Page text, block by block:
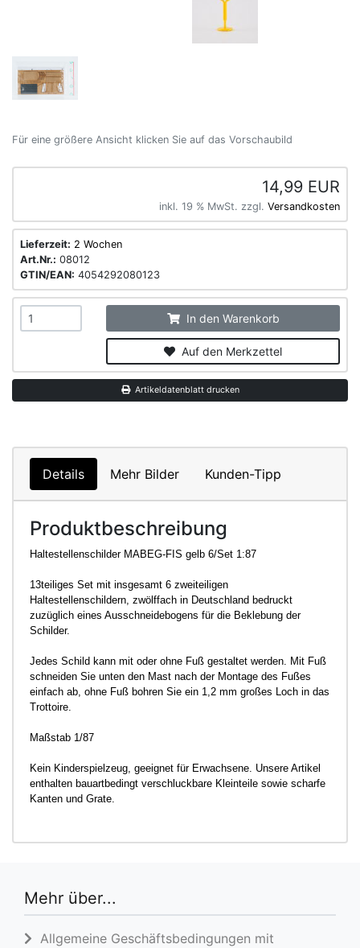
Für eine größere Ansicht klicken Sie auf das Vorschaubild
14,99 EUR
inkl. 19 % MwSt. zzgl. Versandkosten
Lieferzeit: 2 Wochen
Art.Nr.: 08012
GTIN/EAN: 4054292080123
In den Warenkorb
Auf den Merkzettel
Artikeldatenblatt drucken
Details Mehr Bilder Kunden-Tipp
Produktbeschreibung
Haltestellenschilder MABEG-FIS gelb 6/Set 1:87
13teiliges Set mit insgesamt 6 zweiteiligen
Haltestellenschildern, zwölffach in Deutschland bedruckt
zuzüglich eines Ausschneidebogens für die Beklebung der
Schilder.
Jedes Schild kann mit oder ohne Fuß gestaltet werden. Mit Fuß
schneiden Sie unten den Mast nach der Montage des Fußes
einfach ab, ohne Fuß bohren Sie ein 1,2 mm großes Loch in das
Trottoire.
Maßstab 1/87
Kein Kinderspielzeug, geeignet für Erwachsene. Unsere Artikel
enthalten bauartbedingt verschluckbare Kleinteile sowie scharfe
Kanten und Grate.
Mehr über...
Allgemeine Geschäftsbedingungen mit